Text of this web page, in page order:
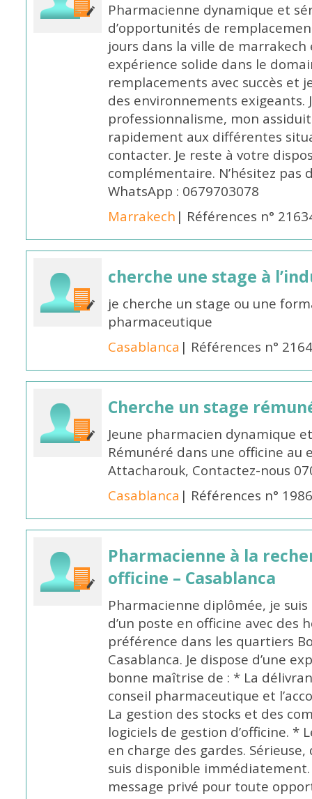
Pharmacienne dynamique et
d’opportunités de
jours dans la ville de marrakech
expérience solide dans le
remplacements avec succès et
des environnements exigeants.
professionnalisme, mon
rapidement aux différentes
contacter. Je reste à votre
complémentaire. N’hésitez
WhatsApp : 0679703078
Marrakech | Références n°
cherche une stage à
je cherche un stage ou une
pharmaceutique
Casablanca | Références n°
Cherche un stage
Jeune pharmacien dynamique
Rémunéré dans une officine au
Attacharouk, Contactez-nous
Casablanca | Références n°
Pharmacienne à la
officine – Casablanca
Pharmacienne diplômée, je
d’un poste en officine avec des
préférence dans les quartiers
Casablanca. Je dispose d’une
bonne maîtrise de : * La
conseil pharmaceutique et
La gestion des stocks et des
logiciels de gestion d’officine. *
en charge des gardes.
suis disponible
message privé pour toute